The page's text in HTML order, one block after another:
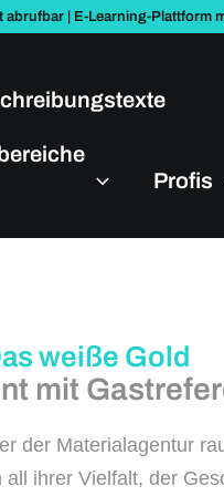
abrufbar | E-Learning-Plattform
Profis
weiße Gold
mit
der Materialagentur
ihrer Vielfalt, der